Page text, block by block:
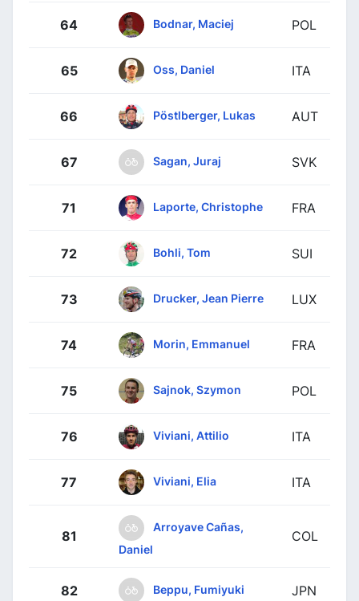
64 Bodnar, Maciej POL
65 Oss, Daniel ITA
66 Pöstlberger, Lukas AUT
67 Sagan, Juraj SVK
71 Laporte, Christophe FRA
72 Bohli, Tom SUI
73 Drucker, Jean Pierre LUX
74 Morin, Emmanuel FRA
75 Sajnok, Szymon POL
76 Viviani, Attilio ITA
77 Viviani, Elia ITA
81
Arroyave Cañas,
Daniel
COL
82 Beppu, Fumiyuki JPN